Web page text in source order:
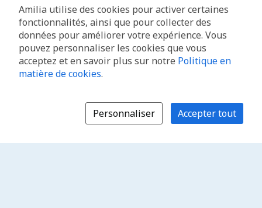
Amilia utilise des cookies pour activer certaines
fonctionnalités, ainsi que pour collecter des
données pour améliorer votre expérience. Vous
pouvez personnaliser les cookies que vous
acceptez et en savoir plus sur notre Politique en
matière de cookies.
Personnaliser Accepter tout